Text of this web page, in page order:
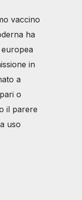
vaccino
ha
in
a
o
il parere
uso